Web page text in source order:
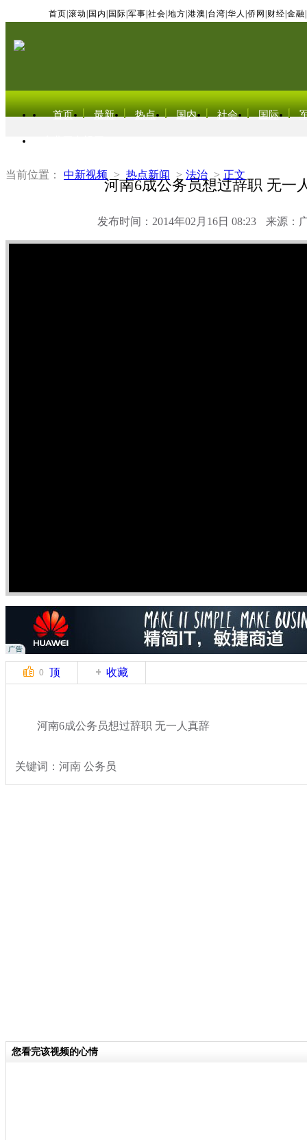
首页 滚动 国内 国际 军事 社会 地方 港澳 台湾 华人 侨网 财经 金融
首页 最新 热点 国内 社会 国际
当前位置： 中新视频 > 热点新闻 > 法治 > 正文
河南6成公务员想过辞职 无一
发布时间：2014年02月16日 08:23 来源：
0 顶 收藏
河南6成公务员想过辞职 无一人真辞
关键词：河南 公务员
您看完该视频的心情